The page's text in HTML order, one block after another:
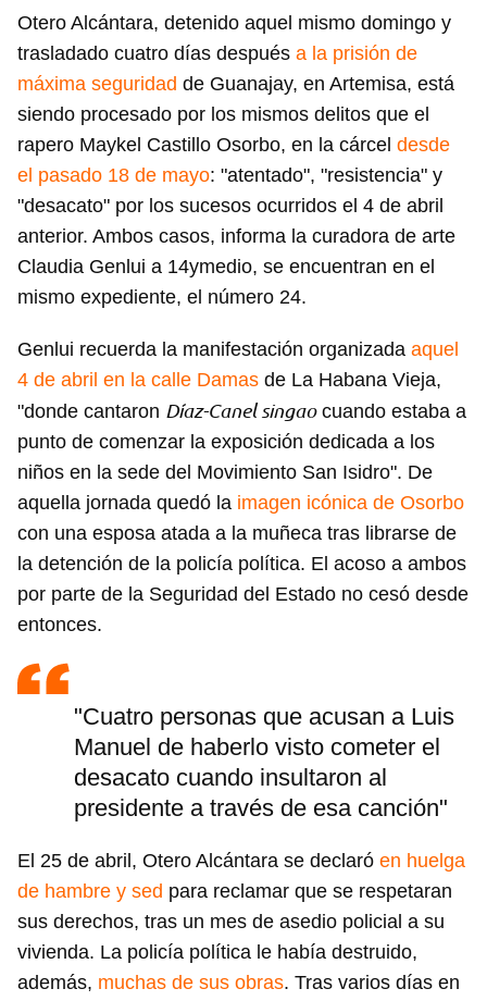
Otero Alcántara, detenido aquel mismo domingo y
trasladado cuatro días después a la prisión de
máxima seguridad de Guanajay, en Artemisa, está
siendo procesado por los mismos delitos que el
rapero Maykel Castillo Osorbo, en la cárcel desde
el pasado 18 de mayo: "atentado", "resistencia" y
"desacato" por los sucesos ocurridos el 4 de abril
anterior. Ambos casos, informa la curadora de arte
Claudia Genlui a 14ymedio, se encuentran en el
mismo expediente, el número 24.
Genlui recuerda la manifestación organizada aquel
4 de abril en la calle Damas de La Habana Vieja,
"donde cantaron Díaz-Canel singaocuando estaba a
punto de comenzar la exposición dedicada a los
niños en la sede del Movimiento San Isidro". De
aquella jornada quedó la imagen icónica de Osorbo
con una esposa atada a la muñeca tras librarse de
la detención de la policía política. El acoso a ambos
por parte de la Seguridad del Estado no cesó desde
entonces.
"Cuatro personas que acusan a Luis
Manuel de haberlo visto cometer el
desacato cuando insultaron al
presidente a través de esa canción"
El 25 de abril, Otero Alcántara se declaró en huelga
de hambre y sed para reclamar que se respetaran
sus derechos, tras un mes de asedio policial a su
vivienda. La policía política le había destruido,
además, muchas de sus obras. Tras varios días en